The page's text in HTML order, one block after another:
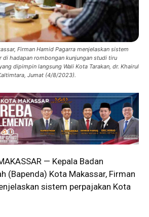
Firman Hamid Pagarra menjelaskan sistem
di hadapan rombongan kunjungan studi tiru
dipimpin langsung Wali Kota Tarakan, dr. Khairul
Jumat (4/8/2023).
— Kepala Badan
(Bapenda) Kota Makassar, Firman
sistem perpajakan Kota